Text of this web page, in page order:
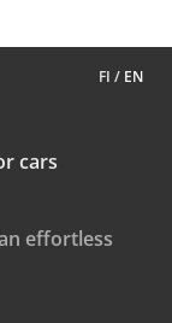
FI / EN
cars
effortless